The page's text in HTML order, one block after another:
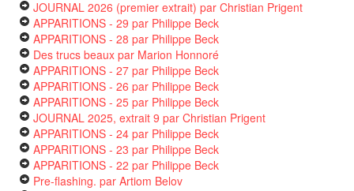
JOURNAL 2026 (premier extrait) par Christian Prigent
APPARITIONS - 29 par Philippe Beck
APPARITIONS - 28 par Philippe Beck
Des trucs beaux par Marion Honnoré
APPARITIONS - 27 par Philippe Beck
APPARITIONS - 26 par Philippe Beck
APPARITIONS - 25 par Philippe Beck
JOURNAL 2025, extrait 9 par Christian Prigent
APPARITIONS - 24 par Philippe Beck
APPARITIONS - 23 par Philippe Beck
APPARITIONS - 22 par Philippe Beck
Pre-flashing. par Artiom Belov